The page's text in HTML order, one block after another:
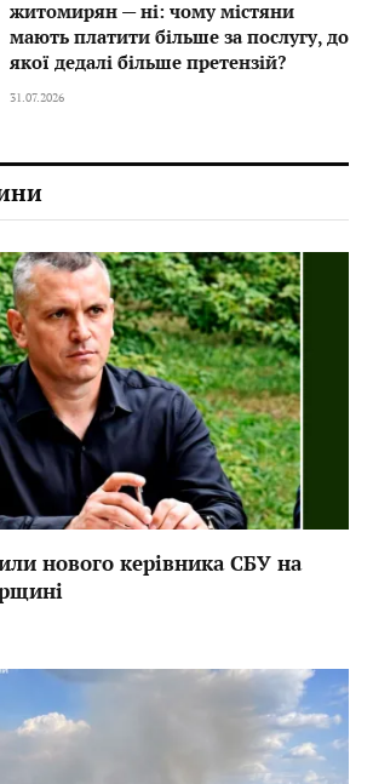
житомирян — ні: чому містяни
мають платити більше за послугу, до
якої дедалі більше претензій?
31.07.2026
нового керівника СБУ на